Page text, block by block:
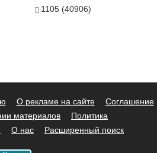
1105 (40906)
О рекламе на сайте
Соглашение
материалов
Политика
О нас Расширенный поиск